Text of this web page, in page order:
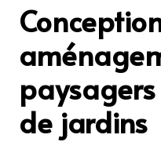
de jardins